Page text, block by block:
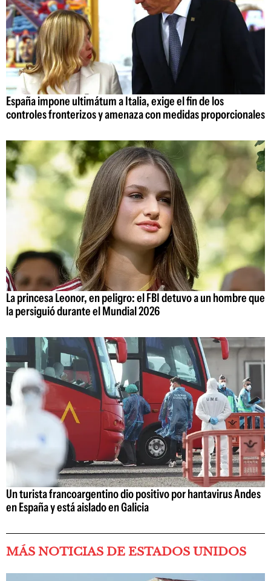
España impone ultimátum a Italia, exige el fin de los
controles fronterizos y amenaza con medidas proporcionales
La princesa Leonor, en peligro: el FBI detuvo a un hombre que
la persiguió durante el Mundial 2026
Un turista francoargentino dio positivo por hantavirus Andes
en España y está aislado en Galicia
MÁS NOTICIAS DE ESTADOS UNIDOS